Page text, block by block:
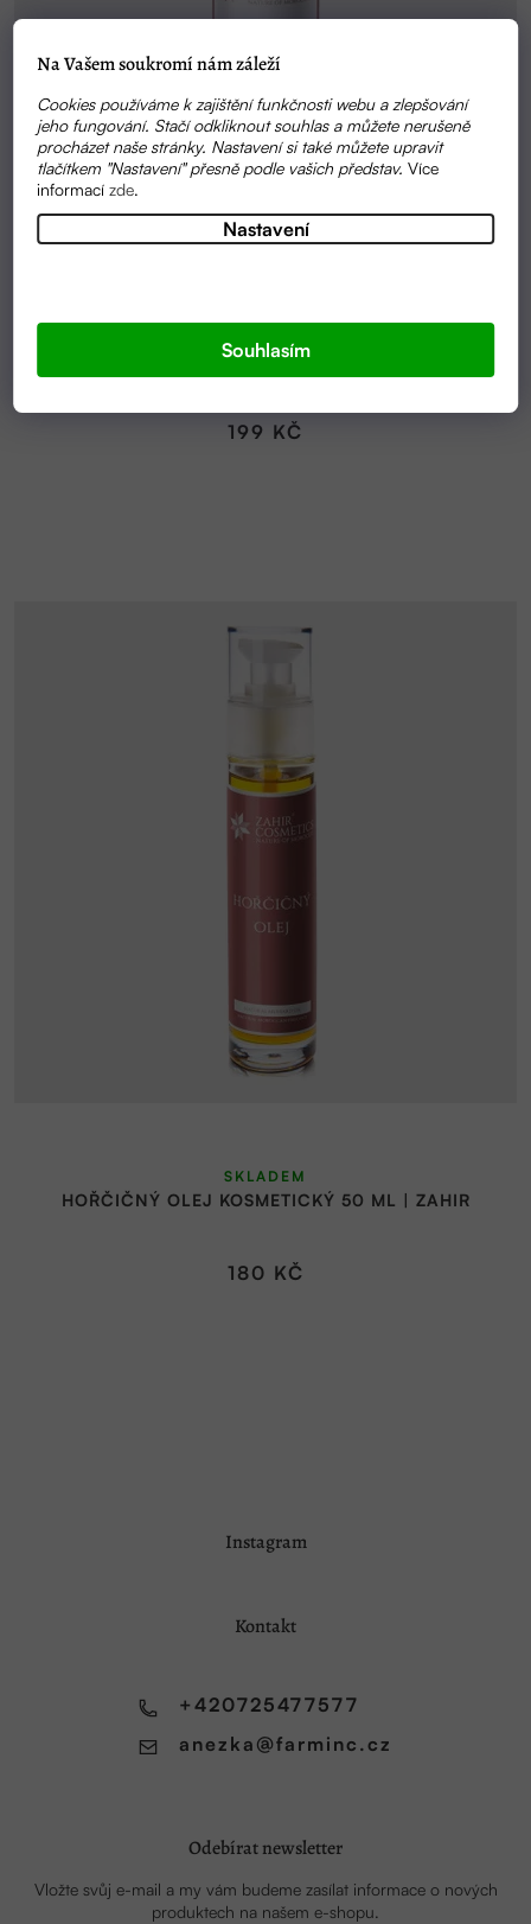
Na Vašem soukromí nám záleží
Cookies používáme k zajištění funkčnosti webu a zlepšování
jeho fungování. Stačí odkliknout souhlas a můžete nerušeně
procházet naše stránky. Nastavení si také můžete upravit
tlačítkem "Nastavení" přesně podle vašich představ.Více
informacízde.
Nastavení
Souhlasím
HEŘMÁNKOVÁ VODA 100 ML | ZAHIR
199 KČ
HOŘČIČNÝ OLEJ KOSMETICKÝ 50 ML | ZAHIR
SKLADEM
180 KČ
Instagram
Kontakt
anezka @farminc.cz
+420725477577
Odebírat newsletter
Vložte svůj e-mail a my vám budeme zasílat informace o nových
produktech na našem e-shopu.